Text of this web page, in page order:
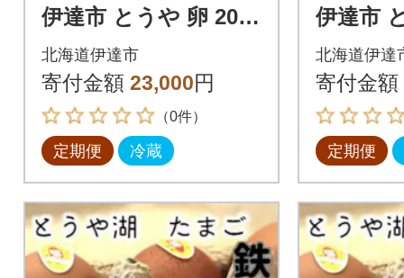
伊達市 とうや 卵 20個
入り たまご全3回
北海道伊達市
寄付金額 23,000円
（0件）
定期便 冷蔵
伊達市
20個入
北海道伊達
寄付金額
定期便